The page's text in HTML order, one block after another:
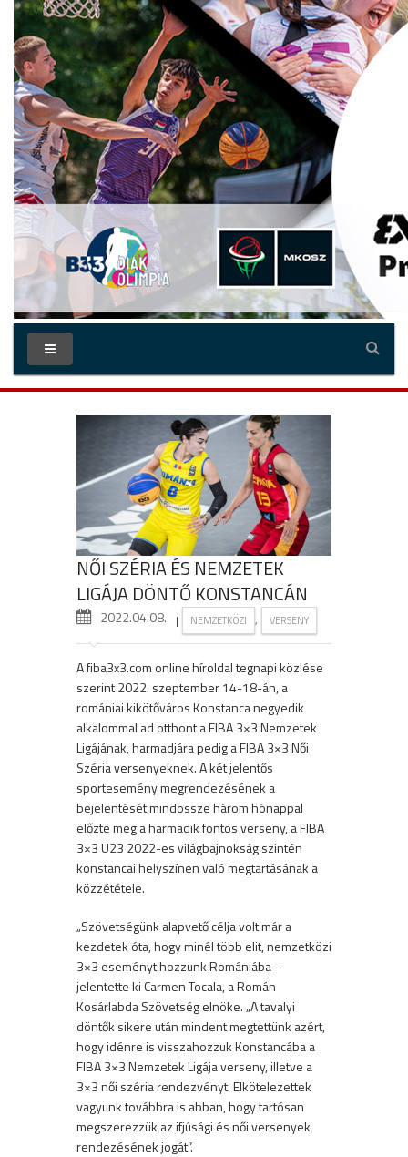
NŐI SZÉRIA ÉS NEMZETEK
LIGÁJA DÖNTŐ KONSTANCÁN
2022.04.08. | NEMZETKÖZI , VERSENY
A fiba3x3.com online híroldal tegnapi közlése
szerint 2022. szeptember 14-18-án, a
romániai kikötőváros Konstanca negyedik
alkalommal ad otthont a FIBA 3×3 Nemzetek
Ligájának, harmadjára pedig a FIBA 3×3 Női
Széria versenyeknek. A két jelentős
sportesemény megrendezésének a
bejelentését mindössze három hónappal
előzte meg a harmadik fontos verseny, a FIBA
3×3 U23 2022-es világbajnokság szintén
konstancai helyszínen való megtartásának a
közzététele.
„Szövetségünk alapvető célja volt már a
kezdetek óta, hogy minél több elit, nemzetközi
3×3 eseményt hozzunk Romániába –
jelentette ki Carmen Tocala, a Román
Kosárlabda Szövetség elnöke. „A tavalyi
döntők sikere után mindent megtettünk azért,
hogy idénre is visszahozzuk Konstancába a
FIBA 3×3 Nemzetek Ligája verseny, illetve a
3×3 női széria rendezvényt. Elkötelezettek
vagyunk továbbra is abban, hogy tartósan
megszerezzük az ifjúsági és női versenyek
rendezésének jogát”.